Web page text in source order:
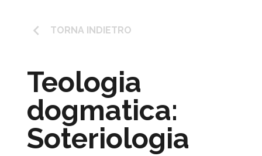
keyboard_arrow_left TORNA INDIETRO
Teologia
dogmatica:
Soteriologia